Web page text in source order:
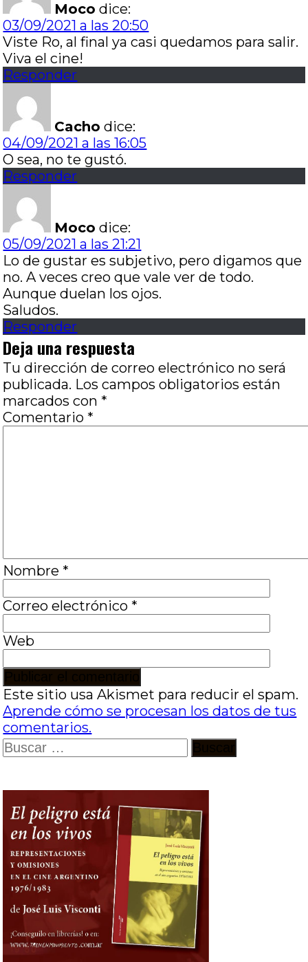
Moco dice:
03/09/2021 a las 20:50
Viste Ro, al final ya casi quedamos para salir.
Viva el cine!
Responder
Cacho dice:
04/09/2021 a las 16:05
O sea, no te gustó.
Responder
Moco dice:
05/09/2021 a las 21:21
Lo de gustar es subjetivo, pero digamos que
no. A veces creo que vale ver de todo.
Aunque duelan los ojos.
Saludos.
Responder
Deja una respuesta
Tu dirección de correo electrónico no será
publicada. Los campos obligatorios están
marcados con *
Comentario *
Nombre *
Correo electrónico *
Web
Este sitio usa Akismet para reducir el spam.
Aprende cómo se procesan los datos de tus
comentarios.
Buscar: